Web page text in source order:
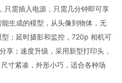
只需插入电源，只需几分钟即可享
生成的模型，从头像到物体，无
；延时摄影和监控，720p 相机可
享；速度升级，采用新型打印头，
寸紧凑，外形小巧，适合各种场